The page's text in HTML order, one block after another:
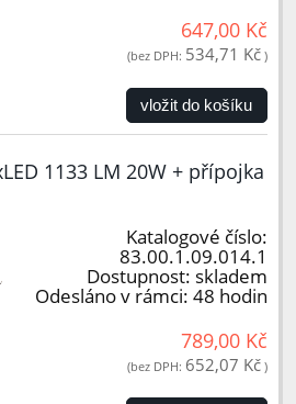
647,00 Kč
(bez DPH: 534,71 Kč )
vložit do košíku
1133 LM 20W + přípojka
Katalogové číslo:
83.00.1.09.014.1
Dostupnost: skladem
Odesláno v rámci: 48 hodin
789,00 Kč
(bez DPH: 652,07 Kč )